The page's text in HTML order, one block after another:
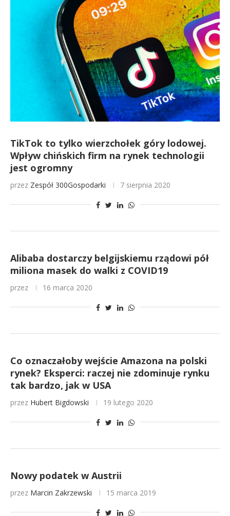
TikTok to tylko wierzchołek góry lodowej.
Wpływ chińskich firm na rynek technologii
jest ogromny
przez Zespół 300Gospodarki 7 sierpnia 2020
Alibaba dostarczy belgijskiemu rządowi pół
miliona masek do walki z COVID19
przez 16 marca 2020
Co oznaczałoby wejście Amazona na polski
rynek? Eksperci: raczej nie zdominuje rynku
tak bardzo, jak w USA
przez Hubert Bigdowski 19 lutego 2020
Nowy podatek w Austrii
przez Marcin Zakrzewski 15 marca 2019